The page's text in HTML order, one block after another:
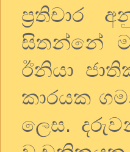
ප්‍රතිචාර
සිතන්නේ
ඊනියා
කාරයක
ලෙස.